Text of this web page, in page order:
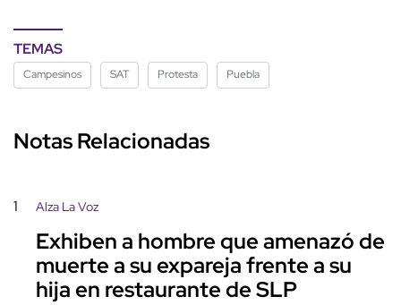
TEMAS
Campesinos SAT Protesta Puebla
Notas Relacionadas
1 Alza La Voz
Exhiben a hombre que amenazó de
muerte a su expareja frente a su
hija en restaurante de SLP